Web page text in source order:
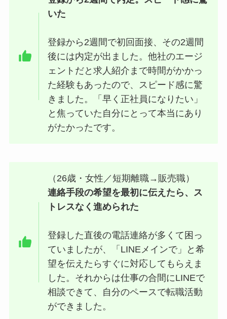
いた
登録から2週間で初回面接、その2週間
後には内定が出ました。他社のエージ
ェントだと求人紹介まで時間がかかっ
た経験もあったので、スピード感に驚
きました。「早く正社員になりたい」
と焦っていた自分にとって本当にあり
がたかったです。
（26歳・女性／短期離職→販売職）
連絡手段の希望を最初に伝えたら、ス
トレスなく進められた
登録した直後の電話連絡が多くて困っ
ていましたが、「LINEメインで」と希
望を伝えたらすぐに対応してもらえま
した。それからは仕事の合間にLINEで
相談できて、自分のペースで転職活動
ができました。